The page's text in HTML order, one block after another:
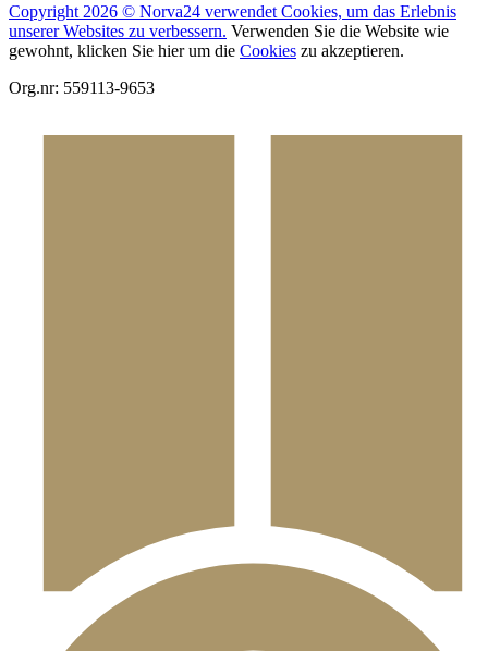
Copyright 2026 © Norva24 verwendet Cookies, um das Erlebnis
unserer Websites zu verbessern. Verwenden Sie die Website wie
gewohnt, klicken Sie hier um die Cookies zu akzeptieren.
Org.nr: 559113-9653